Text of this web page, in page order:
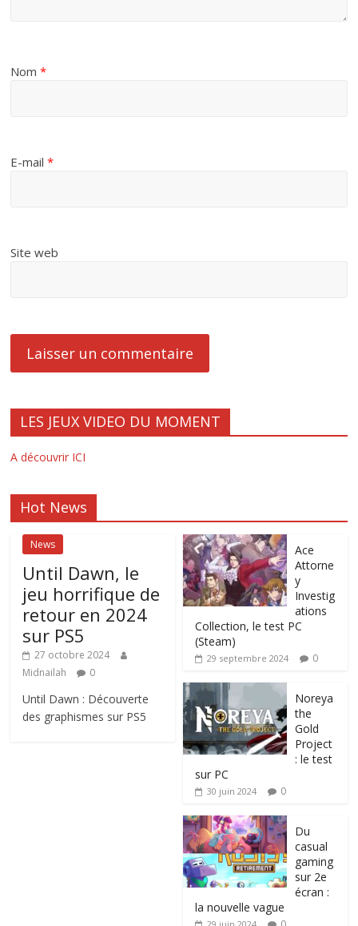
Nom*
E-mail*
Site web
LES JEUX VIDEO DU MOMENT
A découvrir ICI
Hot News
News
Until Dawn, le
jeu horrifique de
retour en 2024
sur PS5
27 octobre 2024
Midnailah
0
Until Dawn : Découverte
des graphismes sur PS5
Ace
Attorne
y
Investig
ations
Collection, le test PC
(Steam)
29 septembre 2024 0
Noreya
the
Gold
Project
: le test
sur PC
30 juin 2024 0
Du
casual
gaming
sur 2e
écran :
la nouvelle vague